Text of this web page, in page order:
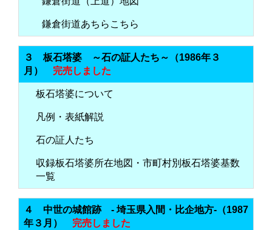
鎌倉街道あちらこちら
３ 板石塔婆 ～石の証人たち～（1986年３
月） 完売しました
板石塔婆について
凡例・表紙解説
石の証人たち
収録板石塔婆所在地図・市町村別板石塔婆基数
一覧
４ 中世の城館跡 - 埼玉県入間・比企地方-（1987
年３月） 完売しました